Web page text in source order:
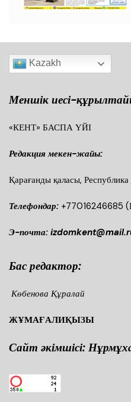
Kazakh
Меншік иесі-
«КЕНТ» БАСПА ҮЙІ
Редакция мекен-жайы:
Қарағанды қаласы,
Телефондар: +77016246685
Э-почта:
Бас редактор:
Көбенова Құралай
ЖҰМАҒАЛИҚЫЗЫ
Сайт әкімшісі: